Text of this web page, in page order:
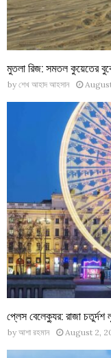
মুতলা রিজ: সমতল কুয়েতের
by শেখ আহাদ আহসান
প্লেস বেলেক্যুর: রাজা চতুর্দশ
by আশা রহমান August 2,